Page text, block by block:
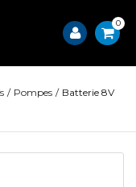
0
/ Pompes / Batterie 8V